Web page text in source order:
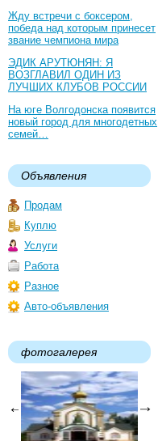
Жду встречи с боксером,
победа над которым принесет
звание чемпиона мира
ЭДИК АРУТЮНЯН: Я
ВОЗГЛАВИЛ ОДИН ИЗ
ЛУЧШИХ КЛУБОВ РОССИИ
На юге Волгодонска появится
новый город для многодетных
семей…
Объявления
Продам
Куплю
Услуги
Работа
Разное
Авто-объявления
фотогалерея